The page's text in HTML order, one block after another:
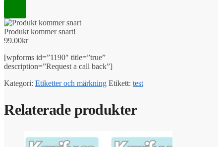
Produkt kommer snart!
99.00kr
[wpforms id=”1190″ title=”true”
description=”Request a call back”]
Kategori: Etiketter och märkning Etikett: test
Relaterade produkter